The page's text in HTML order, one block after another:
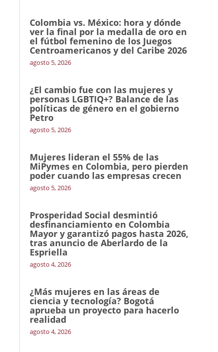
Colombia vs. México: hora y dónde
ver la final por la medalla de oro en
el fútbol femenino de los Juegos
Centroamericanos y del Caribe 2026
agosto 5, 2026
¿El cambio fue con las mujeres y
personas LGBTIQ+? Balance de las
políticas de género en el gobierno
Petro
agosto 5, 2026
Mujeres lideran el 55% de las
MiPymes en Colombia, pero pierden
poder cuando las empresas crecen
agosto 5, 2026
Prosperidad Social desmintió
desfinanciamiento en Colombia
Mayor y garantizó pagos hasta 2026,
tras anuncio de Aberlardo de la
Espriella
agosto 4, 2026
¿Más mujeres en las áreas de
ciencia y tecnología? Bogotá
aprueba un proyecto para hacerlo
realidad
agosto 4, 2026